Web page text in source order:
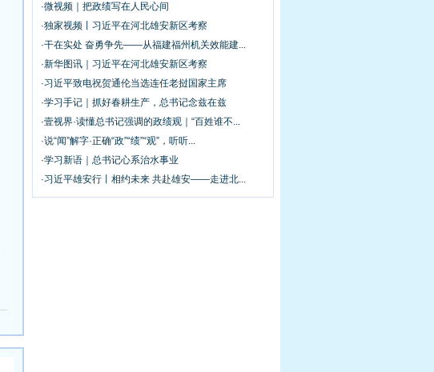
·微视频｜把政绩写在人民心间
·独家视频丨习近平在河北雄安新区考察
·干在实处 奋勇争先——从福建福州机关效能建...
·新华图讯｜习近平在河北雄安新区考察
·习近平致电祝贺通伦当选连任老挝国家主席
·学习手记｜抓好春耕生产，总书记念兹在兹
·壹视界·读懂总书记强调的政绩观｜“百姓谁不...
·说“闻”解字·正确“政”“绩”“观”，听听...
·学习新语｜总书记心系治水事业
·习近平雄安行丨相约未来 共赴雄安——走进北...